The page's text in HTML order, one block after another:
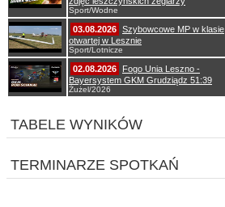
Sport/Wodne
03.08.2026 Szybowcowe MP w klasie
otwartej w Lesznie
Sport/Lotnicze
02.08.2026
Fogo Unia Leszno -
Bayersystem GKM Grudziądz 51:39
Żużel/2026
TABELE WYNIKÓW
TERMINARZE SPOTKAŃ